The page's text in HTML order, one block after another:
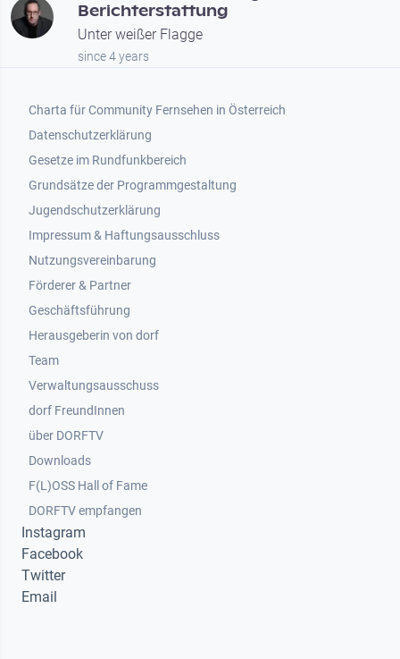
Berichterstattung
Unter weißer Flagge
since 4 years
Footer 1
Charta für Community Fernsehen in Österreich
Datenschutzerklärung
Gesetze im Rundfunkbereich
Grundsätze der Programmgestaltung
Jugendschutzerklärung
Impressum & Haftungsausschluss
Nutzungsvereinbarung
Footer 2
Förderer & Partner
Geschäftsführung
Herausgeberin von dorf
Team
Verwaltungsausschuss
dorf FreundInnen
Footer 3
über DORFTV
Downloads
F(L)OSS Hall of Fame
Footer 4
DORFTV empfangen
Instagram
Facebook
Twitter
Email